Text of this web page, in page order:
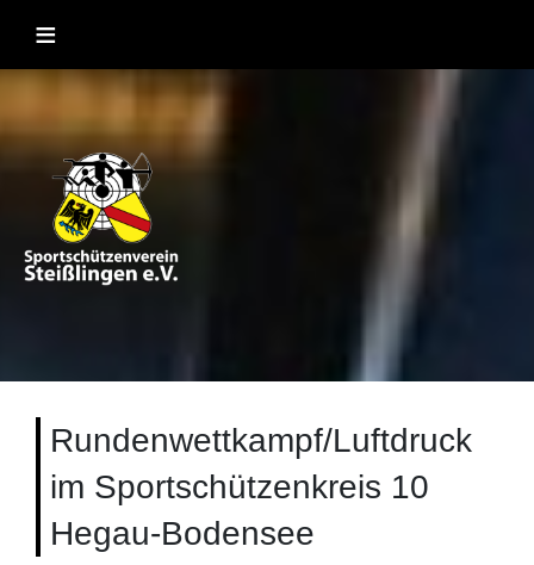
content
≡
Sportschützenverein Steißlingen
Rundenwettkampf/Luftdruck
im Sportschützenkreis 10
Hegau-Bodensee